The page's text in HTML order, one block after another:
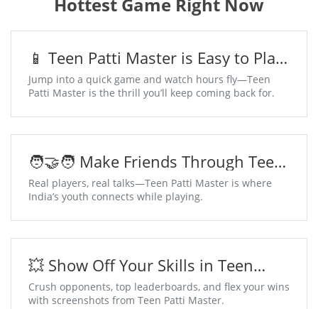
📱 Teen Patti Master is Easy to Play,
Addictive to Win
Jump into a quick game and watch hours fly—Teen
Patti Master is the thrill you’ll keep coming back for.
🧑‍🤝‍🧑 Make Friends Through Teen
Patti Master Chat Tables
Real players, real talks—Teen Patti Master is where
India’s youth connects while playing.
💥 Show Off Your Skills in Teen
Patti Master
Crush opponents, top leaderboards, and flex your wins
with screenshots from Teen Patti Master.